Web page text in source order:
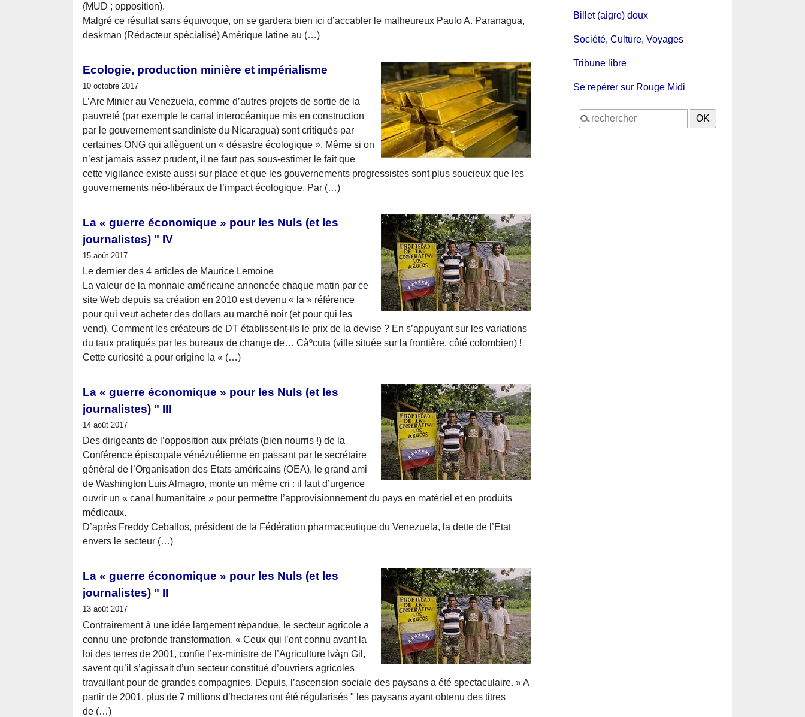
(MUD ; opposition).
Malgré ce résultat sans équivoque, on se gardera bien ici d’accabler le malheureux Paulo A. Paranagua,
deskman (Rédacteur spécialisé) Amérique latine au (…)
Ecologie, production minière et impérialisme
10 octobre 2017
L’Arc Minier au Venezuela, comme d’autres projets de sortie de la
pauvreté (par exemple le canal interocéanique mis en construction
par le gouvernement sandiniste du Nicaragua) sont critiqués par
certaines ONG qui allèguent un « désastre écologique ». Même si on
n’est jamais assez prudent, il ne faut pas sous-estimer le fait que
cette vigilance existe aussi sur place et que les gouvernements progressistes sont plus soucieux que les
gouvernements néo-libéraux de l’impact écologique. Par (…)
La « guerre économique » pour les Nuls (et les
journalistes) " IV
15 août 2017
Le dernier des 4 articles de Maurice Lemoine
La valeur de la monnaie américaine annoncée chaque matin par ce
site Web depuis sa création en 2010 est devenu « la » référence
pour qui veut acheter des dollars au marché noir (et pour qui les
vend). Comment les créateurs de DT établissent-ils le prix de la devise ? En s’appuyant sur les variations
du taux pratiqués par les bureaux de change de… Càºcuta (ville située sur la frontière, côté colombien) !
Cette curiosité a pour origine la « (…)
La « guerre économique » pour les Nuls (et les
journalistes) " III
14 août 2017
Des dirigeants de l’opposition aux prélats (bien nourris !) de la
Conférence épiscopale vénézuélienne en passant par le secrétaire
général de l’Organisation des Etats américains (OEA), le grand ami
de Washington Luis Almagro, monte un même cri : il faut d’urgence
ouvrir un « canal humanitaire » pour permettre l’approvisionnement du pays en matériel et en produits
médicaux.
D’après Freddy Ceballos, président de la Fédération pharmaceutique du Venezuela, la dette de l’Etat
envers le secteur (…)
La « guerre économique » pour les Nuls (et les
journalistes) " II
13 août 2017
Contrairement à une idée largement répandue, le secteur agricole a
connu une profonde transformation. « Ceux qui l’ont connu avant la
loi des terres de 2001, confie l’ex-ministre de l’Agriculture Ivà¡n Gil,
savent qu’il s’agissait d’un secteur constitué d’ouvriers agricoles
travaillant pour de grandes compagnies. Depuis, l’ascension sociale des paysans a été spectaculaire. » A
partir de 2001, plus de 7 millions d’hectares ont été régularisés " les paysans ayant obtenu des titres
de (…)
Billet (aigre) doux
Société, Culture, Voyages
Tribune libre
Se repérer sur Rouge Midi